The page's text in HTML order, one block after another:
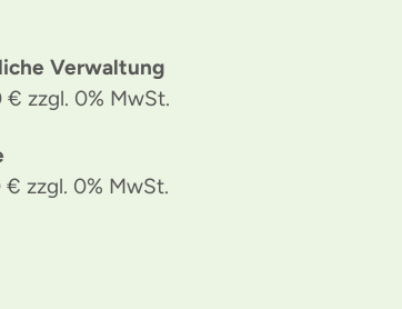
Verwaltung
zzgl. 0% MwSt.
zzgl. 0% MwSt.